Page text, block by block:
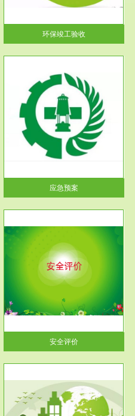
环保竣工验收
应急预案
安全评价